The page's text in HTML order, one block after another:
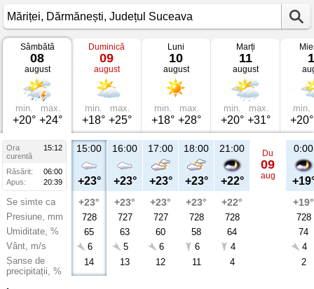
Vremea
Măriței
Dărmănești,
Județul
Suceava
Sâmbătă
08
august
min.
+20°
max.
+24°
Duminică
09
august
min.
+18°
max.
+25°
Luni
10
august
min.
+18°
max.
+28°
Marți
11
august
min.
+20°
max.
+31°
min.
+20°
Ora
15:12
curentă
Răsărit:
06:00
Apus:
20:39
Se simte ca
Presiune, mm
Umiditate, %
Vânt, m/s
Șanse de
precipitații, %
15:00
+23°
+23°
728
65
6
14
16:00
+23°
+23°
727
63
5
13
17:00
+23°
+23°
727
60
6
12
18:00
+23°
+23°
728
58
6
11
21:00
+22°
+22°
728
64
4
4
Du
09
aug
0:00
+19°
728
74
4
2